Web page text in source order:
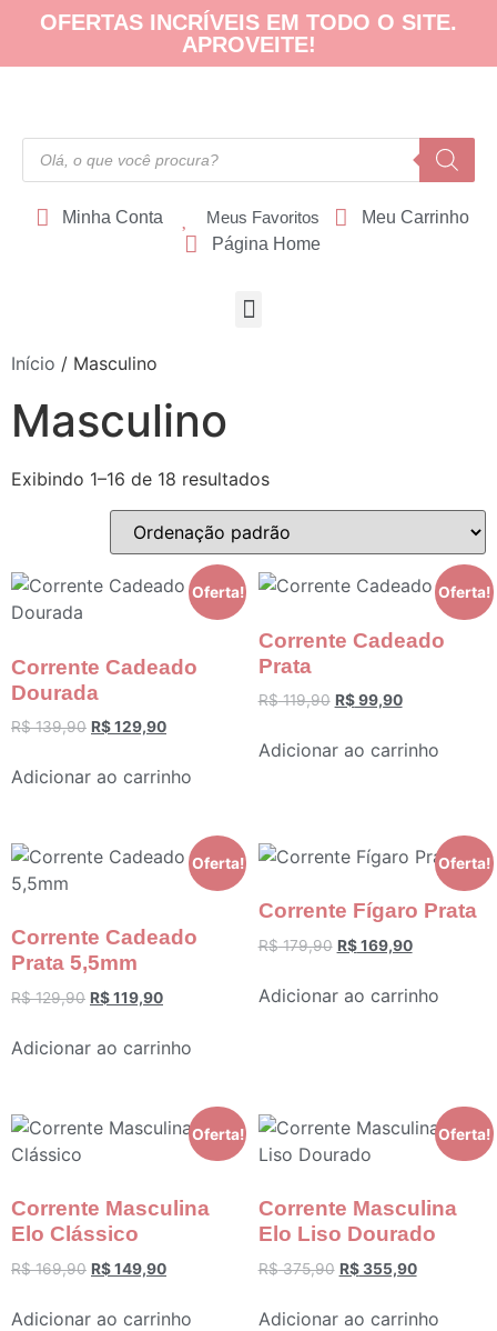
OFERTAS INCRÍVEIS EM TODO O SITE.
APROVEITE!
Minha Conta Meus Favoritos
Meu Carrinho
Página Home
Início / Masculino
Masculino
Exibindo 1–16 de 18 resultados
Oferta!
Corrente Cadeado
Dourada
R$139,90 R$129,90
Adicionar ao carrinho
Oferta!
Corrente Cadeado
Prata
R$119,90 R$99,90
Adicionar ao carrinho
Oferta!
Corrente Cadeado
Prata 5,5mm
R$129,90 R$119,90
Adicionar ao carrinho
Oferta!
Corrente Fígaro Prata
R$179,90 R$169,90
Adicionar ao carrinho
Oferta!
Corrente Masculina
Elo Clássico
R$169,90 R$149,90
Adicionar ao carrinho
Oferta!
Corrente Masculina
Elo Liso Dourado
R$375,90 R$355,90
Adicionar ao carrinho